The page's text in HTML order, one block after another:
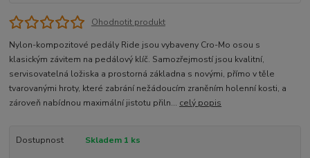
Ohodnotit produkt
Nylon-kompozitové pedály Ride jsou vybaveny Cro-Mo osou s
klasickým závitem na pedálový klíč. Samozřejmostí jsou kvalitní,
servisovatelná ložiska a prostorná základna s novými, přímo v těle
tvarovanými hroty, které zabrání nežádoucím zraněním holenní kosti, a
zároveň nabídnou maximální jistotu přiln... celý popis
Dostupnost Skladem 1 ks